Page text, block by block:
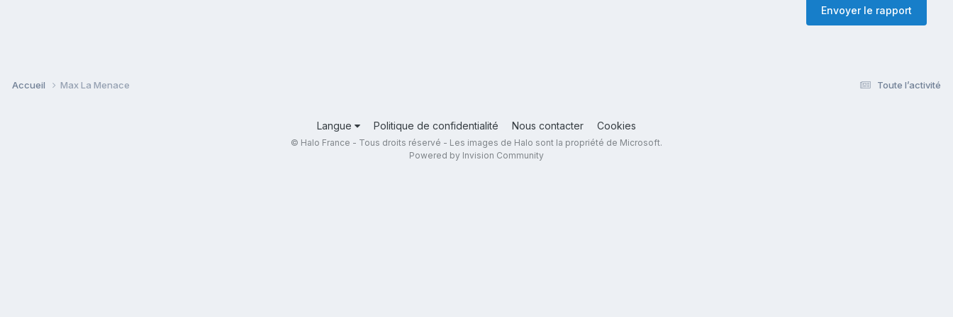
Envoyer le rapport
Toute l’activité
Accueil Max La Menace
Langue Politique de confidentialité Nous contacter Cookies
© Halo France - Tous droits réservé - Les images de Halo sont la propriété de Microsoft.
Powered by Invision Community